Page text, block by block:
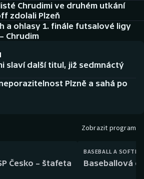
Chrudimi ve druhém utkání
zdolali Plzeň
a ohlasy 1. finále futsalové ligy
Chrudim
slaví další titul, již sedmnáctý
Plzně a sahá po
Zobrazit program
Česko – štafeta
BASEBALL A
Baseballová